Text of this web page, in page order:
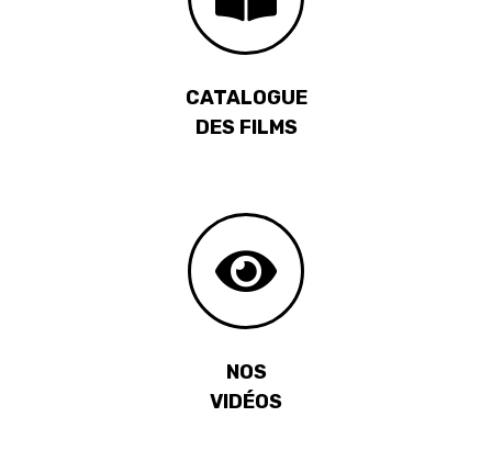
CATALOGUE
DES FILMS
NOS
VIDÉOS